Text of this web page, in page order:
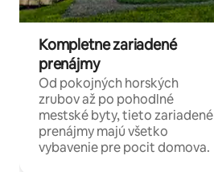
Kompletne zariadené
prenájmy
Od pokojných horských
zrubov až po pohodlné
mestské byty, tieto zariadené
prenájmy majú všetko
vybavenie pre pocit domova.